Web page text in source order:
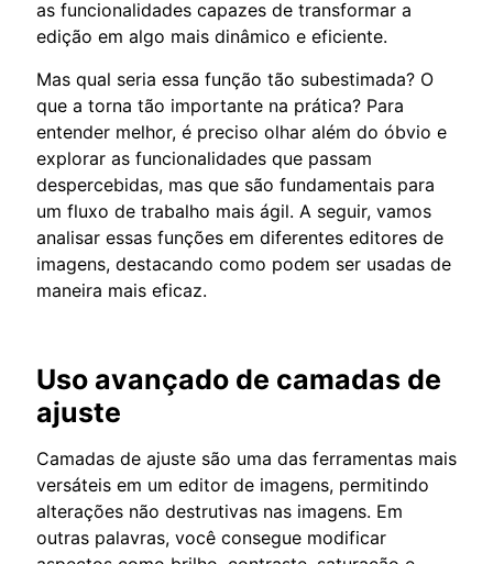
as funcionalidades capazes de transformar a
edição em algo mais dinâmico e eficiente.
Mas qual seria essa função tão subestimada? O
que a torna tão importante na prática? Para
entender melhor, é preciso olhar além do óbvio e
explorar as funcionalidades que passam
despercebidas, mas que são fundamentais para
um fluxo de trabalho mais ágil. A seguir, vamos
analisar essas funções em diferentes editores de
imagens, destacando como podem ser usadas de
maneira mais eficaz.
Uso avançado de camadas de
ajuste
Camadas de ajuste são uma das ferramentas mais
versáteis em um editor de imagens, permitindo
alterações não destrutivas nas imagens. Em
outras palavras, você consegue modificar